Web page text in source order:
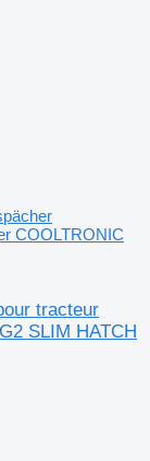
COOLTRONIC
tracteur
SLIM HATCH